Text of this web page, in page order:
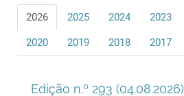
2026 2025 2024 2023
2020 2019 2018 2017
Edição n.º 293 (04.08.2026)